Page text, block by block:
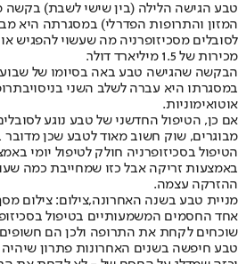
המזון והתרופות הפדרלי) במסגרתה היא
לסובלים מסכיזופרניה מה שעשוי להפגיש
מכירות של 1.5 מיליארד דולר.
הבקשה שהגישה טבע באה בסיומו של
במסגרתו היא עברה לשלב השני בניסוי
אוטואימוניות.
אם כן, הטיפול החדשני של טבע נוגע
מבוגרים, שוק חשוב מאוד לטבע שכן מדובר
הטיפול בסכיזופרניה חולק לטיפול יומי
באמצעות זריקה אבל כזו שמחייבת כמה
ההזרקה עצמה.
מניית טבע בשנה האחרונה,צילום: צילום
אחד החסמים המשמעותיים בטיפול
שוכחים לקחת את התרופה ולכן הם חשופים
טבע חיפשה בשנים האחרונות פתרון שיהיה